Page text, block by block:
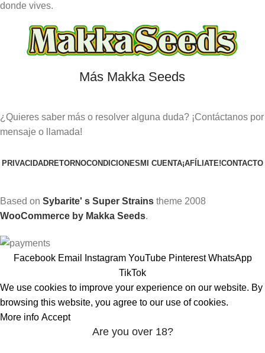
donde vives.
Más Makka Seeds
¿Quieres saber más o resolver alguna duda? ¡Contáctanos por
mensaje o llamada!
PRIVACIDADRETORNOCONDICIONES MI CUENTA¡AFÍLIATE!CONTACTO
Based on Sybarite' s Super Strains theme 2008
WooCommerce by Makka Seeds.
Facebook Email Instagram YouTube Pinterest WhatsApp
TikTok
We use cookies to improve your experience on our website. By
browsing this website, you agree to our use of cookies.
More info Accept
Are you over 18?